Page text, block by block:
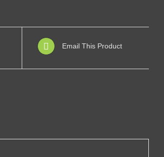
Email This Product